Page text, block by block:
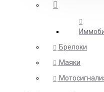
Брелоки
Маяки